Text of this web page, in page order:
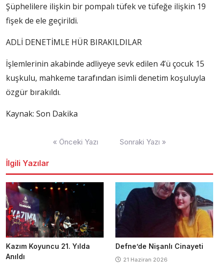
Şüphelilere ilişkin bir pompalı tüfek ve tüfeğe ilişkin 19
fişek de ele geçirildi.
ADLİ DENETİMLE HÜR BIRAKILDILAR
İşlemlerinin akabinde adliyeye sevk edilen 4’ü çocuk 15
kuşkulu, mahkeme tarafından isimli denetim koşuluyla
özgür bırakıldı.
Kaynak: Son Dakika
« Önceki Yazı Sonraki Yazı »
İlgili Yazılar
Kazım Koyuncu 21. Yılda
Anıldı
Defne’de Nişanlı Cinayeti
21 Haziran 2026